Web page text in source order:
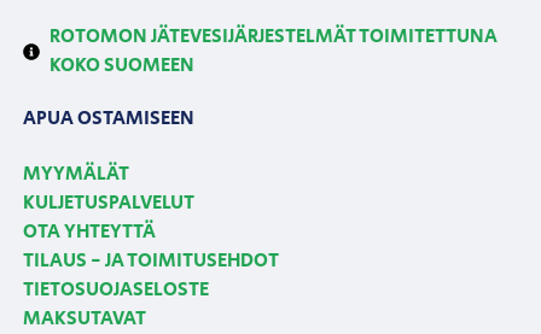
ROTOMON JÄTEVESIJÄRJESTELMÄT TOIMITETTUNA
KOKO SUOMEEN
APUA OSTAMISEEN
MYYMÄLÄT
KULJETUSPALVELUT
OTA YHTEYTTÄ
TILAUS - JA TOIMITUSEHDOT
TIETOSUOJASELOSTE
MAKSUTAVAT